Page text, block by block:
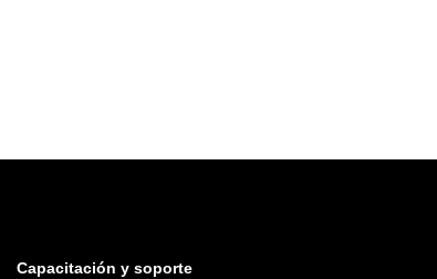
Capacitación y soporte